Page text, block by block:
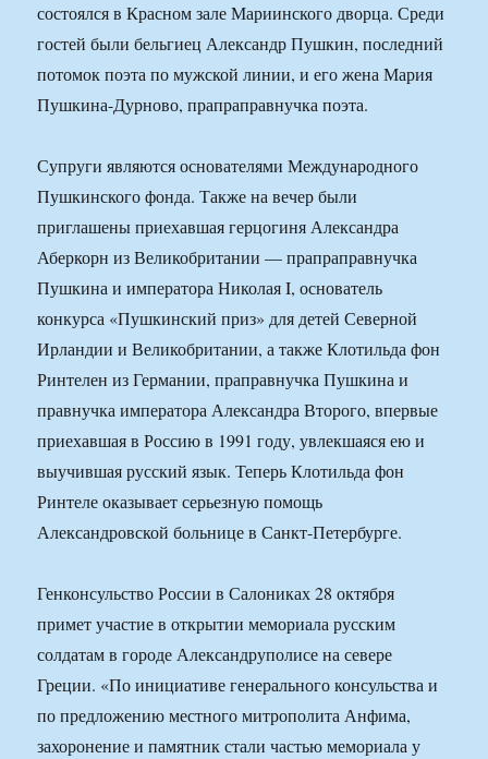
состоялся в Красном зале Мариинского дворца. Среди
гостей были бельгиец Александр Пушкин, последний
потомок поэта по мужской линии, и его жена Мария
Пушкина-Дурново, прапраправнучка поэта.
Супруги являются основателями Международного
Пушкинского фонда. Также на вечер были
приглашены приехавшая герцогиня Александра
Аберкорн из Великобритании — прапраправнучка
Пушкина и императора Николая I, основатель
конкурса «Пушкинский приз» для детей Северной
Ирландии и Великобритании, а также Клотильда фон
Ринтелен из Германии, праправнучка Пушкина и
правнучка императора Александра Второго, впервые
приехавшая в Россию в 1991 году, увлекшаяся ею и
выучившая русский язык. Теперь Клотильда фон
Ринтеле оказывает серьезную помощь
Александровской больнице в Санкт-Петербурге.
Генконсульство России в Салониках 28 октября
примет участие в открытии мемориала русским
солдатам в городе Александруполисе на севере
Греции. «По инициативе генерального консульства и
по предложению местного митрополита Анфима,
захоронение и памятник стали частью мемориала у